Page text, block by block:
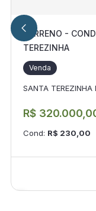
TERRENO -
TEREZINHA
Venda
SANTA TEREZINHA
R$
Cond: R$ 230,00